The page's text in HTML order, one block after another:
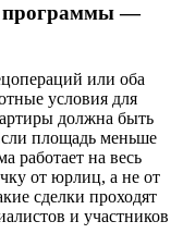
программы —
или оба
условия для
должна быть
площадь меньше
работает на весь
от юрлиц, а не от
сделки проходят
и участников